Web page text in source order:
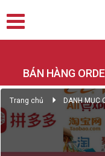
BÁN HÀNG
Trang chủ DANH MỤC